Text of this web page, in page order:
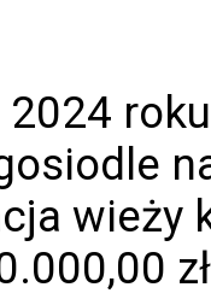
2024
wieży